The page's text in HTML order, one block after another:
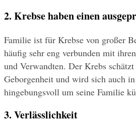
2. Krebse haben einen
Familie ist für Krebse von großer
häufig sehr eng verbunden mit
und Verwandten. Der Krebs
Geborgenheit und wird sich auch
hingebungsvoll um seine Familie
3. Verlässlichkeit